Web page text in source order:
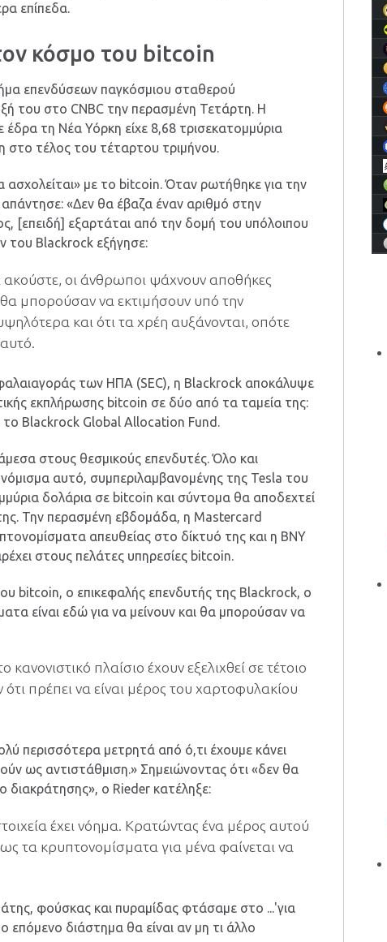
επίπεδα.
κόσμο του bitcoin
επενδύσεων παγκόσμιου σταθερού
του στο CNBC την περασμένη Τετάρτη. Η
έδρα τη Νέα Υόρκη είχε 8,68 τρισεκατομμύρια
στο τέλος του τέταρτου τριμήνου.
ασχολείται» με το bitcoin. Όταν ρωτήθηκε για την
«Δεν θα έβαζα έναν αριθμό στην
[επειδή] εξαρτάται από την δομή του υπόλοιπου
του Blackrock εξήγησε:
ακούστε, οι άνθρωποι ψάχνουν αποθήκες
μπορούσαν να εκτιμήσουν υπό την
και ότι τα χρέη αυξάνονται, οπότε
των ΗΠΑ (SEC), η Blackrock αποκάλυψε
εκπλήρωσης bitcoin σε δύο από τα ταμεία της:
Blackrock Global Allocation Fund.
στους θεσμικούς επενδυτές. Όλο και
αυτό, συμπεριλαμβανομένης της Tesla του
δολάρια σε bitcoin και σύντομα θα αποδεχτεί
Την περασμένη εβδομάδα, η Mastercard
απευθείας στο δίκτυό της και η BNY
στους πελάτες υπηρεσίες bitcoin.
bitcoin, ο επικεφαλής επενδυτής της Blackrock, ο
είναι εδώ για να μείνουν και θα μπορούσαν να
πλαίσιο έχουν εξελιχθεί σε τέτοιο
πρέπει να είναι μέρος του χαρτοφυλακίου
περισσότερα μετρητά από ό,τι έχουμε κάνει
ως αντιστάθμιση.» Σημειώνοντας ότι «δεν θα
διακράτησης», ο Rieder κατέληξε:
έχει νόημα. Κρατώντας ένα μέρος αυτού
τα κρυπτονομίσματα για μένα φαίνεται να
φούσκας και πυραμίδας φτάσαμε στο ...'για
επόμενο διάστημα θα είναι αν μη τι άλλο